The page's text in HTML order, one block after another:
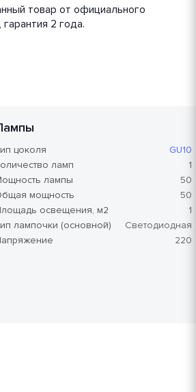
товар от официального
2 года.
цоколя
GU10
ламп
1
лампы
50
мощность
50
освещения, м2
1
лампочки (основной)
Светодиодная
220